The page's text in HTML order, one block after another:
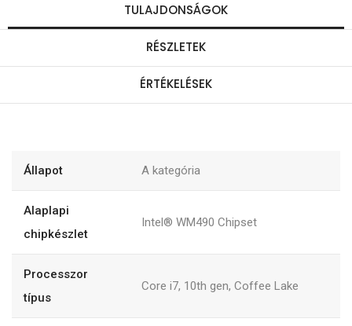
TULAJDONSÁGOK
RÉSZLETEK
ÉRTÉKELÉSEK
Állapot A kategória
Alaplapi
chipkészlet
Intel® WM490 Chipset
Processzor
típus
Core i7, 10th gen, Coffee Lake